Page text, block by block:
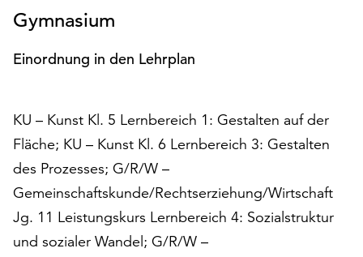
Gymnasium
Einordnung in den Lehrplan
KU – Kunst Kl. 5 Lernbereich 1: Gestalten auf der
Fläche; KU – Kunst Kl. 6 Lernbereich 3: Gestalten
des Prozesses; G/R/W –
Gemeinschaftskunde/Rechtserziehung/Wirtschaft
Jg. 11 Leistungskurs Lernbereich 4: Sozialstruktur
und sozialer Wandel; G/R/W –